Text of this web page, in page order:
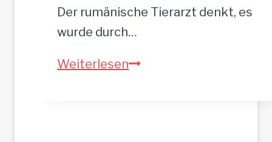
Der rumänische Tierarzt denkt, es
wurde durch…
WeiterlesenA